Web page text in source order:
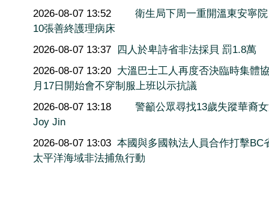
2026-08-07 13:52
衛生局下周一重開溫東安寧
10張善終護理病床
2026-08-07 13:37 四人於卑詩省非法採貝 罰1.8萬
2026-08-07 13:20 大溫巴士工人再度否決臨時集體
月17日開始會不穿制服上班以示抗議
2026-08-07 13:18
警籲公眾尋找13歲失蹤華裔
Joy Jin
2026-08-07 13:03 本國與多國執法人員合作打擊BC
太平洋海域非法捕魚行動